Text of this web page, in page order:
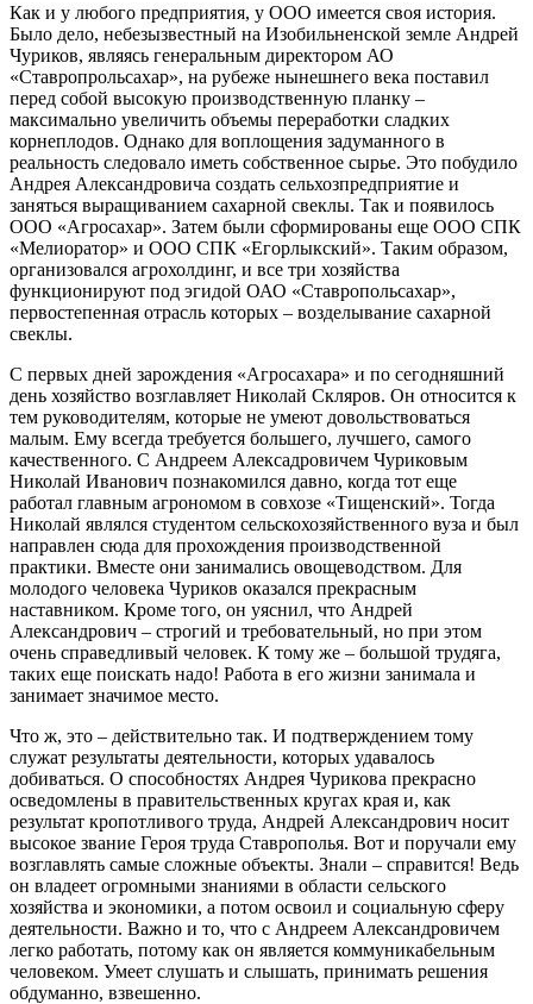
Как и у любого предприятия, у ООО имеется своя история.
Было дело, небезызвестный на Изобильненской земле Андрей
Чуриков, являясь генеральным директором АО
«Ставропрольсахар», на рубеже нынешнего века поставил
перед собой высокую производственную планку – ​
максимально увеличить объемы переработки сладких
корнеплодов. Однако для воплощения задуманного в
реальность следовало иметь собственное сырье. Это побудило
Андрея Александровича создать сельхозпредприятие и
заняться выращиванием сахарной свеклы. Так и появилось
ООО «Агросахар». Затем были сформированы еще ООО СПК
«Мелиоратор» и ООО СПК «Егорлыкский». Таким образом,
организовался агрохолдинг, и все три хозяйства
функционируют под эгидой ОАО «Ставропольсахар»,
первостепенная отрасль которых – ​возделывание сахарной
свеклы.
С первых дней зарождения «Агросахара» и по сегодняшний
день хозяйство возглавляет Николай Скляров. Он относится к
тем руководителям, которые не умеют довольствоваться
малым. Ему всегда требуется большего, лучшего, самого
качественного. С Андреем Алексадровичем Чуриковым
Николай Иванович познакомился давно, когда тот еще
работал главным агрономом в совхозе «Тищенский». Тогда
Николай являлся студентом сельскохозяйственного вуза и был
направлен сюда для прохождения производственной
практики. Вместе они занимались овощеводством. Для
молодого человека Чуриков оказался прекрасным
наставником. Кроме того, он уяснил, что Андрей
Александрович – ​строгий и требовательный, но при этом
очень справедливый человек. К тому же – ​большой трудяга,
таких еще поискать надо! Работа в его жизни занимала и
занимает значимое место.
Что ж, это – ​действительно так. И подтверждением тому
служат результаты деятельности, которых удавалось
добиваться. О способностях Андрея Чурикова прекрасно
осведомлены в правительственных кругах края и, как
результат кропотливого труда, Андрей Александрович носит
высокое звание Героя труда Ставрополья. Вот и поручали ему
возглавлять самые сложные объекты. Знали – справится! Ведь
он владеет огромными знаниями в области сельского
хозяйства и экономики, а потом освоил и социальную сферу
деятельности. Важно и то, что с Андреем Александровичем
легко работать, потому как он является коммуникабельным
человеком. Умеет слушать и слышать, принимать решения
обдуманно, взвешенно.